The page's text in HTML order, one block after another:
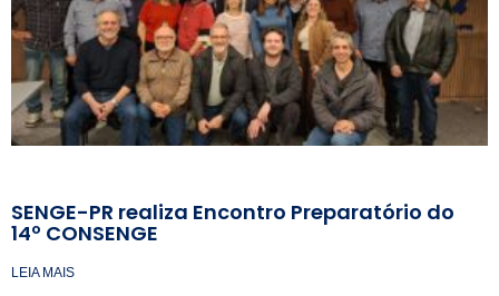
SENGE-PR realiza Encontro Preparatório do
14º CONSENGE
LEIA MAIS